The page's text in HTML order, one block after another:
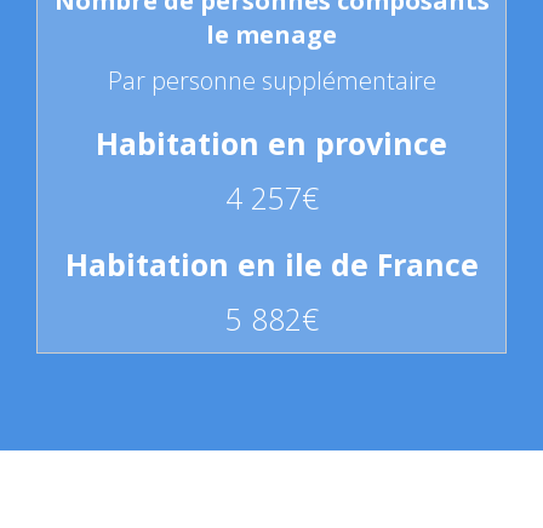
Par personne supplémentaire
4 257€
5 882€